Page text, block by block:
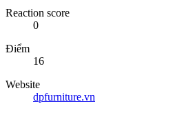
Reaction score
0
Điểm
16
Website
dpfurniture.vn